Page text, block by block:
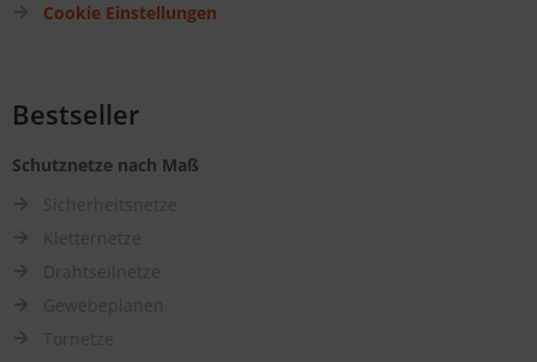
Cookie Einstellungen
Bestseller
Schutznetze nach Maß